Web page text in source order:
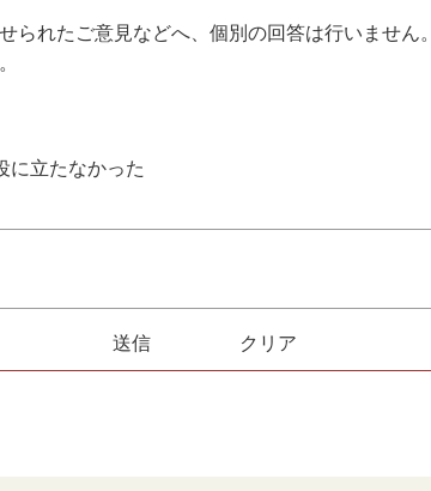
られたご意見などへ、個別の回答は行いません。
に立たなかった